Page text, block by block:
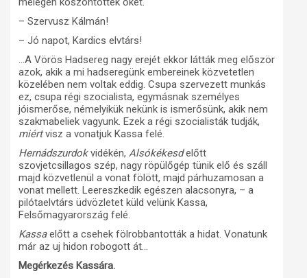
– Szervusz Kálmán!
– Jó napot, Kardics elvtárs!
…A Vörös Hadsereg nagy erejét ekkor látták meg először
azok, akik a mi hadseregünk embereinek közvetetlen
közelében nem voltak eddig. Csupa szervezett munkás
ez, csupa régi szocialista, egymásnak személyes
jóismerőse, némelyikük nekünk is ismerősünk, akik nem
szakmabeliek vagyunk. Ezek a régi szocialisták tudják,
miértvisz a vonatjuk Kassa felé.
Hernádszurdokvidékén, Alsókékesdelőtt
szovjetcsillagos szép, nagy röpülőgép tünik elő és száll
majd közvetlenül a vonat fölött, majd párhuzamosan a
vonat mellett. Leereszkedik egészen alacsonyra, – a
pilótaelvtárs üdvözletet küld velünk Kassa,
Felsőmagyarország felé.
Kassaelőtt a csehek fölrobbantották a hidat. Vonatunk
már az uj hidon robogott át…
Megérkezés Kassára.